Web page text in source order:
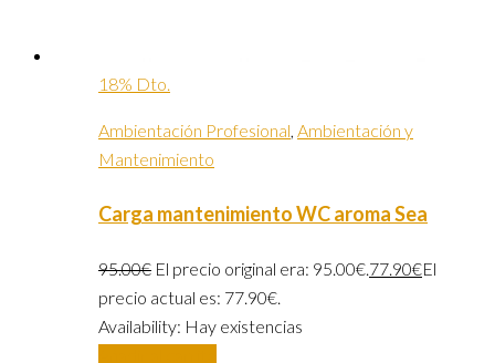
18% Dto.
Ambientación Profesional, Ambientación y
Mantenimiento
Carga mantenimiento WC aroma Sea
95.00€ El precio original era: 95.00€. 77.90€El
precio actual es: 77.90€.
Availability: Hay existencias